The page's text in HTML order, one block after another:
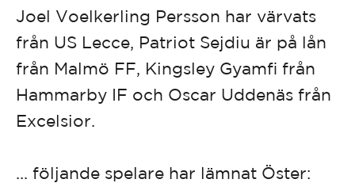
Joel Voelkerling Persson har värvats
från US Lecce, Patriot Sejdiu är på lån
från Malmö FF, Kingsley Gyamfi från
Hammarby IF och Oscar Uddenäs från
Excelsior.
... följande spelare har lämnat Öster: